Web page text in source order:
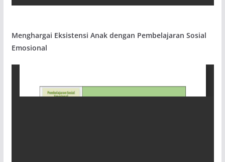
Menghargai Eksistensi Anak dengan Pembelajaran Sosial
Emosional